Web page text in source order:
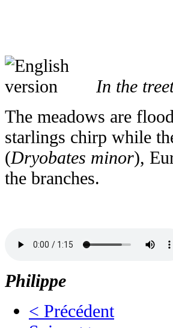
In the
The meadows are
starlings chirp while
(Dryobates minor),
the branches.
Philippe
< Précédent